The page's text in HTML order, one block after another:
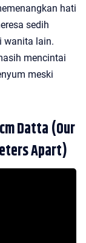
hati
sedih
wanita lain.
mencintai
meski
Datta (Our
Apart)